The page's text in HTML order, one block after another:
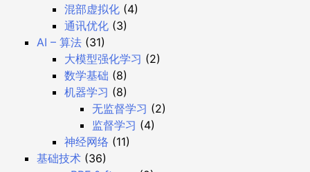
混部虚拟化 (4)
通讯优化 (3)
AI – 算法 (31)
大模型强化学习 (2)
数学基础 (8)
机器学习 (8)
无监督学习 (2)
监督学习 (4)
神经网络 (11)
基础技术 (36)